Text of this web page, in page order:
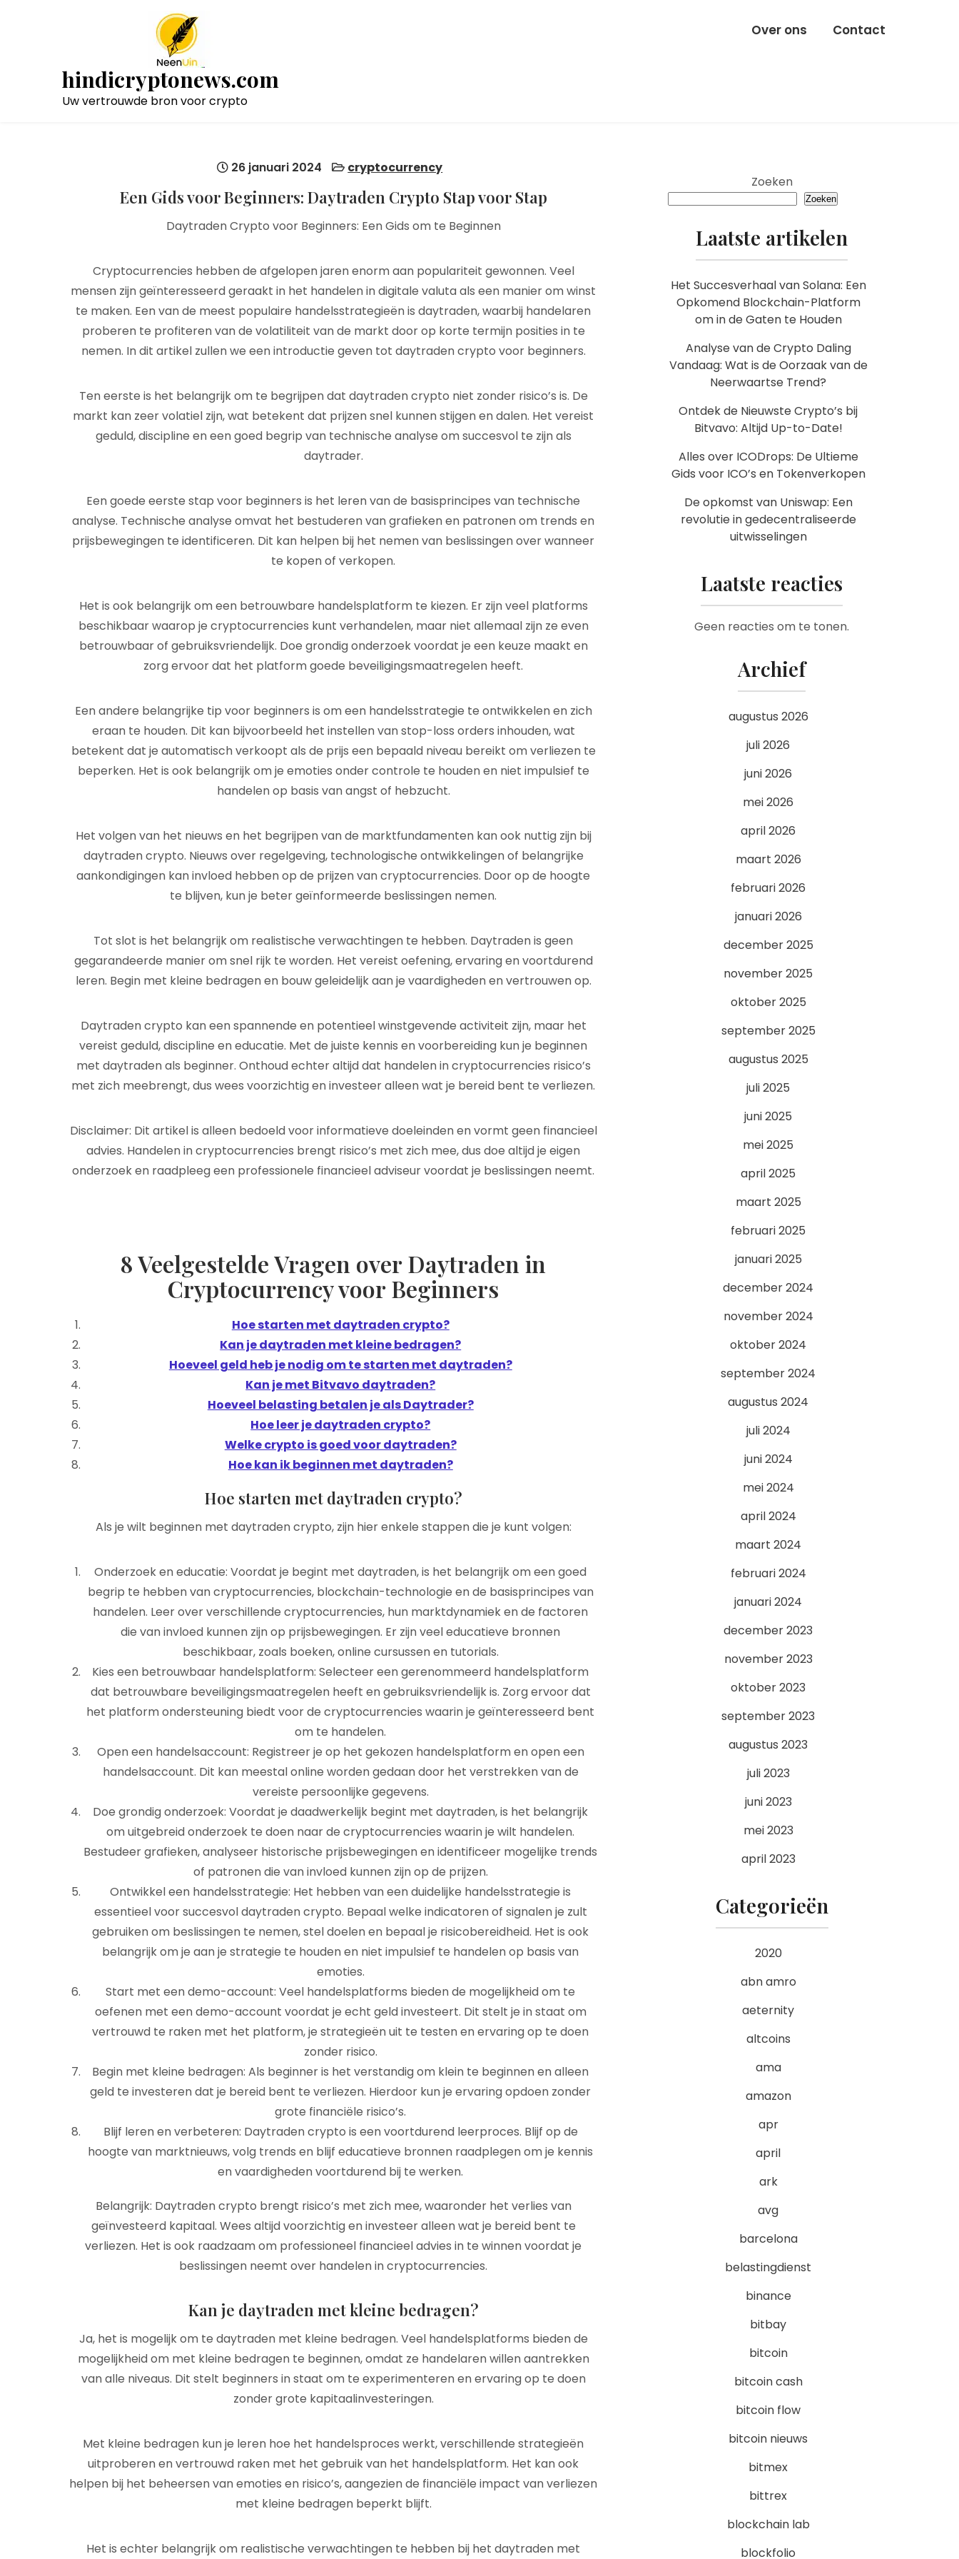
hindicryptonews.com
Uw vertrouwde bron voor crypto
Over ons Contact
26 januari 2024 cryptocurrency
Een Gids voor Beginners: Daytraden Crypto Stap voor Stap
Daytraden Crypto voor Beginners: Een Gids om te Beginnen
Cryptocurrencies hebben de afgelopen jaren enorm aan populariteit gewonnen. Veel
mensen zijn geïnteresseerd geraakt in het handelen in digitale valuta als een manier om winst
te maken. Een van de meest populaire handelsstrategieën is daytraden, waarbij handelaren
proberen te profiteren van de volatiliteit van de markt door op korte termijn posities in te
nemen. In dit artikel zullen we een introductie geven tot daytraden crypto voor beginners.
Ten eerste is het belangrijk om te begrijpen dat daytraden crypto niet zonder risico’s is. De
markt kan zeer volatiel zijn, wat betekent dat prijzen snel kunnen stijgen en dalen. Het vereist
geduld, discipline en een goed begrip van technische analyse om succesvol te zijn als
daytrader.
Een goede eerste stap voor beginners is het leren van de basisprincipes van technische
analyse. Technische analyse omvat het bestuderen van grafieken en patronen om trends en
prijsbewegingen te identificeren. Dit kan helpen bij het nemen van beslissingen over wanneer
te kopen of verkopen.
Het is ook belangrijk om een betrouwbare handelsplatform te kiezen. Er zijn veel platforms
beschikbaar waarop je cryptocurrencies kunt verhandelen, maar niet allemaal zijn ze even
betrouwbaar of gebruiksvriendelijk. Doe grondig onderzoek voordat je een keuze maakt en
zorg ervoor dat het platform goede beveiligingsmaatregelen heeft.
Een andere belangrijke tip voor beginners is om een handelsstrategie te ontwikkelen en zich
eraan te houden. Dit kan bijvoorbeeld het instellen van stop-loss orders inhouden, wat
betekent dat je automatisch verkoopt als de prijs een bepaald niveau bereikt om verliezen te
beperken. Het is ook belangrijk om je emoties onder controle te houden en niet impulsief te
handelen op basis van angst of hebzucht.
Het volgen van het nieuws en het begrijpen van de marktfundamenten kan ook nuttig zijn bij
daytraden crypto. Nieuws over regelgeving, technologische ontwikkelingen of belangrijke
aankondigingen kan invloed hebben op de prijzen van cryptocurrencies. Door op de hoogte
te blijven, kun je beter geïnformeerde beslissingen nemen.
Tot slot is het belangrijk om realistische verwachtingen te hebben. Daytraden is geen
gegarandeerde manier om snel rijk te worden. Het vereist oefening, ervaring en voortdurend
leren. Begin met kleine bedragen en bouw geleidelijk aan je vaardigheden en vertrouwen op.
Daytraden crypto kan een spannende en potentieel winstgevende activiteit zijn, maar het
vereist geduld, discipline en educatie. Met de juiste kennis en voorbereiding kun je beginnen
met daytraden als beginner. Onthoud echter altijd dat handelen in cryptocurrencies risico’s
met zich meebrengt, dus wees voorzichtig en investeer alleen wat je bereid bent te verliezen.
Disclaimer: Dit artikel is alleen bedoeld voor informatieve doeleinden en vormt geen financieel
advies. Handelen in cryptocurrencies brengt risico’s met zich mee, dus doe altijd je eigen
onderzoek en raadpleeg een professionele financieel adviseur voordat je beslissingen neemt.
8 Veelgestelde Vragen over Daytraden in
Cryptocurrency voor Beginners
Hoe starten met daytraden crypto?
Kan je daytraden met kleine bedragen?
Hoeveel geld heb je nodig om te starten met daytraden?
Kan je met Bitvavo daytraden?
Hoeveel belasting betalen je als Daytrader?
Hoe leer je daytraden crypto?
Welke crypto is goed voor daytraden?
Hoe kan ik beginnen met daytraden?
Hoe starten met daytraden crypto?
Als je wilt beginnen met daytraden crypto, zijn hier enkele stappen die je kunt volgen:
Onderzoek en educatie: Voordat je begint met daytraden, is het belangrijk om een goed
begrip te hebben van cryptocurrencies, blockchain-technologie en de basisprincipes van
handelen. Leer over verschillende cryptocurrencies, hun marktdynamiek en de factoren
die van invloed kunnen zijn op prijsbewegingen. Er zijn veel educatieve bronnen
beschikbaar, zoals boeken, online cursussen en tutorials.
Kies een betrouwbaar handelsplatform: Selecteer een gerenommeerd handelsplatform
dat betrouwbare beveiligingsmaatregelen heeft en gebruiksvriendelijk is. Zorg ervoor dat
het platform ondersteuning biedt voor de cryptocurrencies waarin je geïnteresseerd bent
om te handelen.
Open een handelsaccount: Registreer je op het gekozen handelsplatform en open een
handelsaccount. Dit kan meestal online worden gedaan door het verstrekken van de
vereiste persoonlijke gegevens.
Doe grondig onderzoek: Voordat je daadwerkelijk begint met daytraden, is het belangrijk
om uitgebreid onderzoek te doen naar de cryptocurrencies waarin je wilt handelen.
Bestudeer grafieken, analyseer historische prijsbewegingen en identificeer mogelijke trends
of patronen die van invloed kunnen zijn op de prijzen.
Ontwikkel een handelsstrategie: Het hebben van een duidelijke handelsstrategie is
essentieel voor succesvol daytraden crypto. Bepaal welke indicatoren of signalen je zult
gebruiken om beslissingen te nemen, stel doelen en bepaal je risicobereidheid. Het is ook
belangrijk om je aan je strategie te houden en niet impulsief te handelen op basis van
emoties.
Start met een demo-account: Veel handelsplatforms bieden de mogelijkheid om te
oefenen met een demo-account voordat je echt geld investeert. Dit stelt je in staat om
vertrouwd te raken met het platform, je strategieën uit te testen en ervaring op te doen
zonder risico.
Begin met kleine bedragen: Als beginner is het verstandig om klein te beginnen en alleen
geld te investeren dat je bereid bent te verliezen. Hierdoor kun je ervaring opdoen zonder
grote financiële risico’s.
Blijf leren en verbeteren: Daytraden crypto is een voortdurend leerproces. Blijf op de
hoogte van marktnieuws, volg trends en blijf educatieve bronnen raadplegen om je kennis
en vaardigheden voortdurend bij te werken.
Belangrijk: Daytraden crypto brengt risico’s met zich mee, waaronder het verlies van
geïnvesteerd kapitaal. Wees altijd voorzichtig en investeer alleen wat je bereid bent te
verliezen. Het is ook raadzaam om professioneel financieel advies in te winnen voordat je
beslissingen neemt over handelen in cryptocurrencies.
Kan je daytraden met kleine bedragen?
Ja, het is mogelijk om te daytraden met kleine bedragen. Veel handelsplatforms bieden de
mogelijkheid om met kleine bedragen te beginnen, omdat ze handelaren willen aantrekken
van alle niveaus. Dit stelt beginners in staat om te experimenteren en ervaring op te doen
zonder grote kapitaalinvesteringen.
Met kleine bedragen kun je leren hoe het handelsproces werkt, verschillende strategieën
uitproberen en vertrouwd raken met het gebruik van het handelsplatform. Het kan ook
helpen bij het beheersen van emoties en risico’s, aangezien de financiële impact van verliezen
met kleine bedragen beperkt blijft.
Het is echter belangrijk om realistische verwachtingen te hebben bij het daytraden met
Zoeken
Zoeken
Laatste artikelen
Het Succesverhaal van Solana: Een
Opkomend Blockchain-Platform
om in de Gaten te Houden
Analyse van de Crypto Daling
Vandaag: Wat is de Oorzaak van de
Neerwaartse Trend?
Ontdek de Nieuwste Crypto’s bij
Bitvavo: Altijd Up-to-Date!
Alles over ICODrops: De Ultieme
Gids voor ICO’s en Tokenverkopen
De opkomst van Uniswap: Een
revolutie in gedecentraliseerde
uitwisselingen
Laatste reacties
Geen reacties om te tonen.
Archief
augustus 2026
juli 2026
juni 2026
mei 2026
april 2026
maart 2026
februari 2026
januari 2026
december 2025
november 2025
oktober 2025
september 2025
augustus 2025
juli 2025
juni 2025
mei 2025
april 2025
maart 2025
februari 2025
januari 2025
december 2024
november 2024
oktober 2024
september 2024
augustus 2024
juli 2024
juni 2024
mei 2024
april 2024
maart 2024
februari 2024
januari 2024
december 2023
november 2023
oktober 2023
september 2023
augustus 2023
juli 2023
juni 2023
mei 2023
april 2023
Categorieën
2020
abn amro
aeternity
altcoins
ama
amazon
apr
april
ark
avg
barcelona
belastingdienst
binance
bitbay
bitcoin
bitcoin cash
bitcoin flow
bitcoin nieuws
bitmex
bittrex
blockchain lab
blockfolio